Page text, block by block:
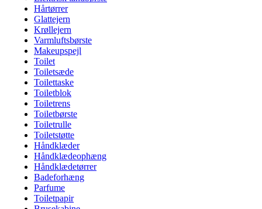
Hårtørrer
Glattejern
Krøllejern
Varmluftsbørste
Makeupspejl
Toilet
Toiletsæde
Toilettaske
Toiletblok
Toiletrens
Toiletbørste
Toiletrulle
Toiletstøtte
Håndklæder
Håndklædeophæng
Håndklædetørrer
Badeforhæng
Parfume
Toiletpapir